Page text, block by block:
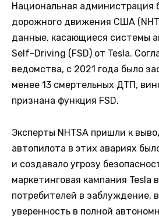
Национальная администрация
дорожного движения США
данные, касающиеся системы
Self-Driving (FSD) от Tesla.
ведомства, с 2021 года было
менее 13 смертельных ДТП,
признана функция FSD.
Эксперты NHTSA пришли к
автопилота в этих авариях
и создавало угрозу
маркетинговая кампания Tesla
потребителей в
уверенность в полной